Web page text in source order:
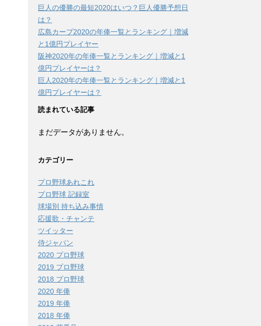
巨人の優勝の最短2020はいつ？巨人優勝予想日
は？
広島カープ2020の年俸一覧とランキング｜増減
と1億円プレイヤー
阪神2020年の年俸一覧とランキング｜増減と1
億円プレイヤーは？
巨人2020年の年俸一覧とランキング｜増減と1
億円プレイヤーは？
読まれている記事
まだデータがありません。
カテゴリー
プロ野球あれこれ
プロ野球 記録室
球場別 持ち込み事情
応援歌・チャンテ
ツイッター
侍ジャパン
2020 プロ野球
2019 プロ野球
2018 プロ野球
2020 年俸
2019 年俸
2018 年俸